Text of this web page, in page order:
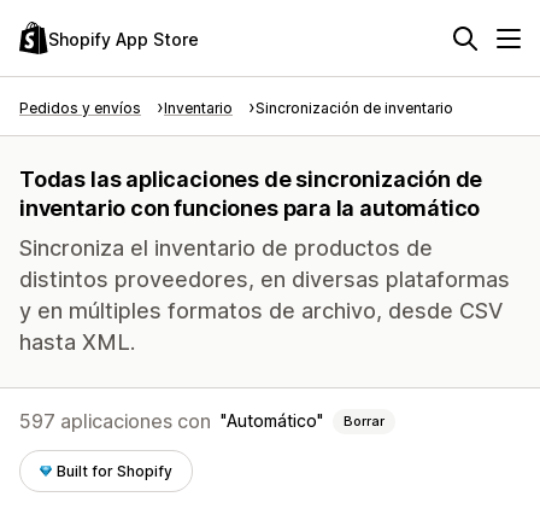
Shopify App Store
Pedidos y envíos Inventario Sincronización de inventario
Todas las aplicaciones de sincronización de
inventario con funciones para la automático
Sincroniza el inventario de productos de
distintos proveedores, en diversas plataformas
y en múltiples formatos de archivo, desde CSV
hasta XML.
597 aplicaciones con Automático Borrar
Built for Shopify